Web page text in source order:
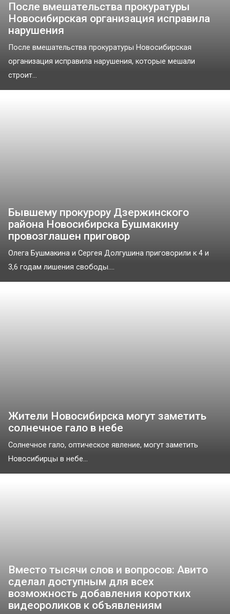
После вмешательства прокуратуры
Новосибирская организация исправила
нарушения
После вмешательства прокуратуры Новосибирская
организация исправила нарушения, которые мешали
строит...
Бывшему прокурору Дзержинского
района Новосибирска Бушмакину
провозглашен приговор
Олега Бушмакина и Сергея Долгушина приговорили к 4 и
3,6 годам лишения свободы....
Жители Новосибирска могут заметить
солнечное гало в небе
Солнечное гало, оптическое явление, могут заметить
Новосибирцы в небе...
Вместо тысячи слов и вопросов: Авито
сделал доступным для всех
возможность добавления коротких
видеороликов к объявлениям